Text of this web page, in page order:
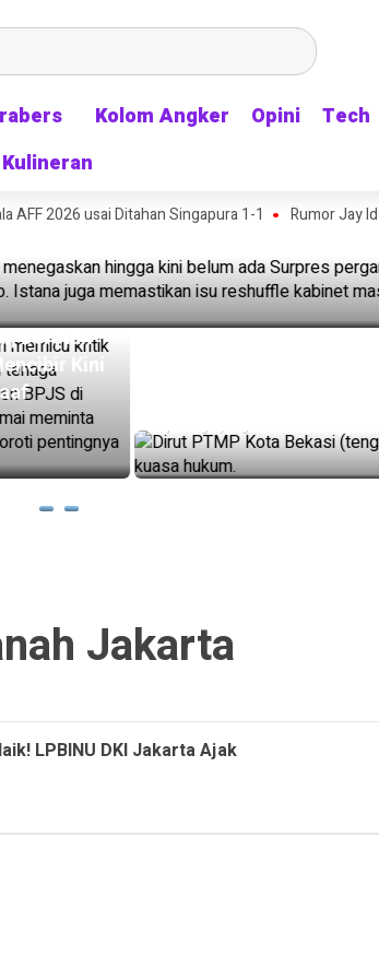
Kolom Angker Opini Tech
Kulineran
Kolom Angker Opini Tech
Kulineran
2026 usai Ditahan Singapura 1-1 Rumor Jay
Istana Malah Bilang: Surpresnya Saja
Diduga Provokasi Pedagang
Pasar Baru Bekasi, Oknum W
6 jam ago yang lalu
Jakarta
LPBINU DKI Jakarta Ajak